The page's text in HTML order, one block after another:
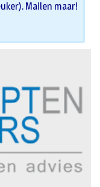
Mailen maar!